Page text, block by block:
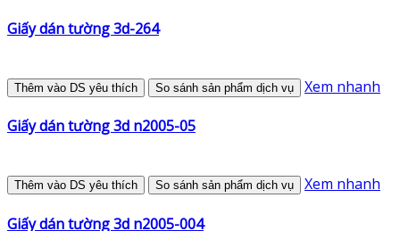
Giấy dán tường 3d-264
Thêm vào DS yêu thích So sánh sản phẩm dịch vụ Xem nhanh
Giấy dán tường 3d n2005-05
Thêm vào DS yêu thích So sánh sản phẩm dịch vụ Xem nhanh
Giấy dán tường 3d n2005-004